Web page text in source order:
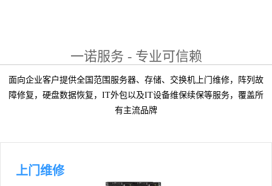
一诺服务 - 专业可信赖
面向企业客户提供全国范围服务器、存储、交换机上门维修，阵列故
障修复，硬盘数据恢复，IT外包以及IT设备维保续保等服务，覆盖所
有主流品牌
上门维修